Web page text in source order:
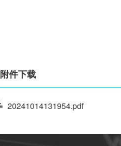
附件下载
20241014131954.pdf